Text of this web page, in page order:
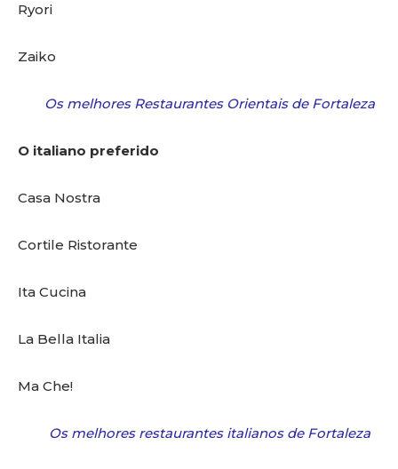
Ryori
Zaiko
Os melhores Restaurantes Orientais de Fortaleza
O italiano preferido
Casa Nostra
Cortile Ristorante
Ita Cucina
La Bella Italia
Ma Che!
Os melhores restaurantes italianos de Fortaleza